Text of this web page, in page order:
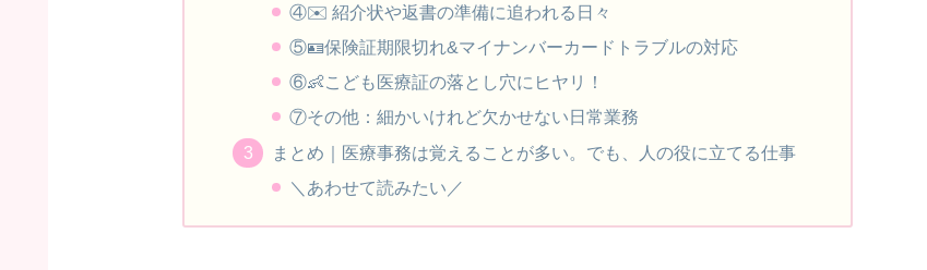
④✉️ 紹介状や返書の準備に追われる日々
⑤🪪保険証期限切れ&マイナンバーカードトラブルの対応
⑥👶こども医療証の落とし穴にヒヤリ！
⑦その他：細かいけれど欠かせない日常業務
まとめ｜医療事務は覚えることが多い。でも、人の役に立てる仕事
＼あわせて読みたい／